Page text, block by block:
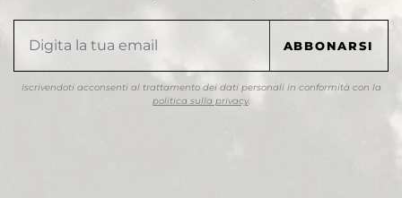
Iscrivendoti acconsenti al trattamento dei dati personali in conformità con la
politica sulla privacy.